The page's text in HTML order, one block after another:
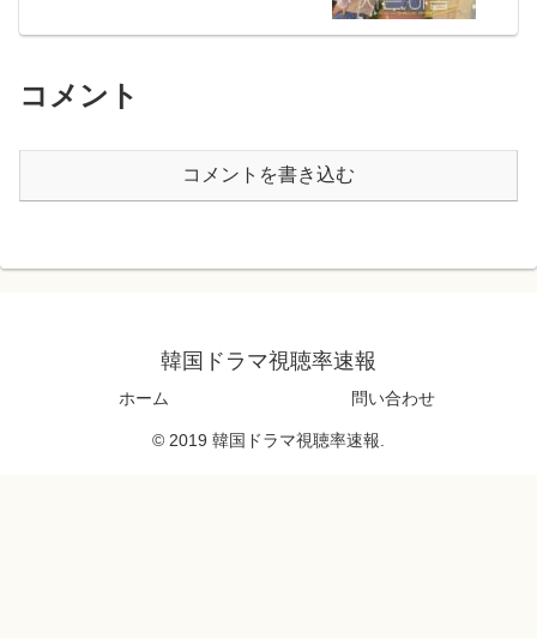
コメント
コメントを書き込む
韓国ドラマ視聴率速報
ホーム 問い合わせ
© 2019 韓国ドラマ視聴率速報.